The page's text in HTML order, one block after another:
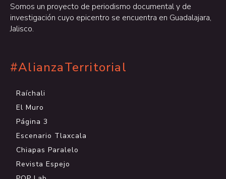
Somos un proyecto de periodismo documental y de
investigación cuyo epicentro se encuentra en Guadalajara,
Jalisco.
#AlianzaTerritorial
Raíchali
El Muro
Página 3
Escenario Tlaxcala
Chiapas Paralelo
Revista Espejo